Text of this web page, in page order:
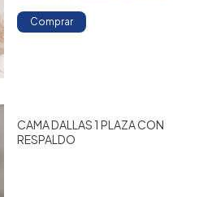
Comprar
CAMA DALLAS 1 PLAZA CON
RESPALDO